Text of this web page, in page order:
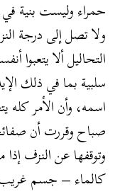
حمراء وليست بنية
ولا تصل إلى درجة
التحاليل ألا يتعبوا
سلبية بما في ذلك
اسمه، وأن الأمر كله
صباح وقررت أن
وتوقفها عن النزف
كالماء – جسم